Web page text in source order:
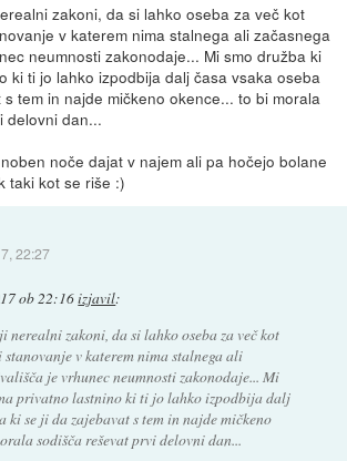
zakoni, da si lahko oseba za več kot
v katerem nima stalnega ali začasnega
neumnosti zakonodaje... Mi smo družba ki
ki ti jo lahko izpodbija dalj časa vsaka oseba
tem in najde mičkeno okence... to bi morala
delovni dan...
noče dajat v najem ali pa hočejo bolane
taki kot se riše :)
22:27
ob 22:16izjavil:
nerealni zakoni, da si lahko oseba za več kot
v katerem nima stalnega ali
je vrhunec neumnosti zakonodaje... Mi
privatno lastnino ki ti jo lahko izpodbija dalj
ki se ji da zajebavat s tem in najde mičkeno
sodišča reševat prvi delovni dan...